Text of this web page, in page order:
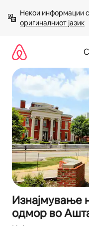
содржина
Некои информации
оригиналниот јазик
Изнајмување
одмор во